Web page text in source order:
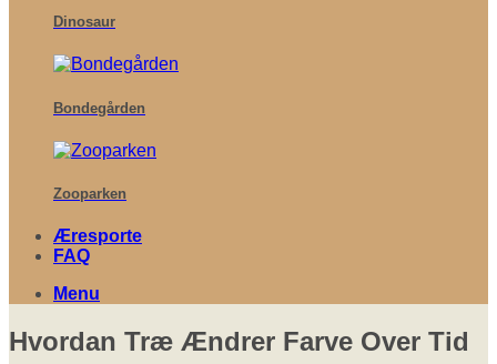
Dinosaur
Bondegården
Zooparken
Æresporte
FAQ
Menu
Hvordan Træ Ændrer Farve Over Tid